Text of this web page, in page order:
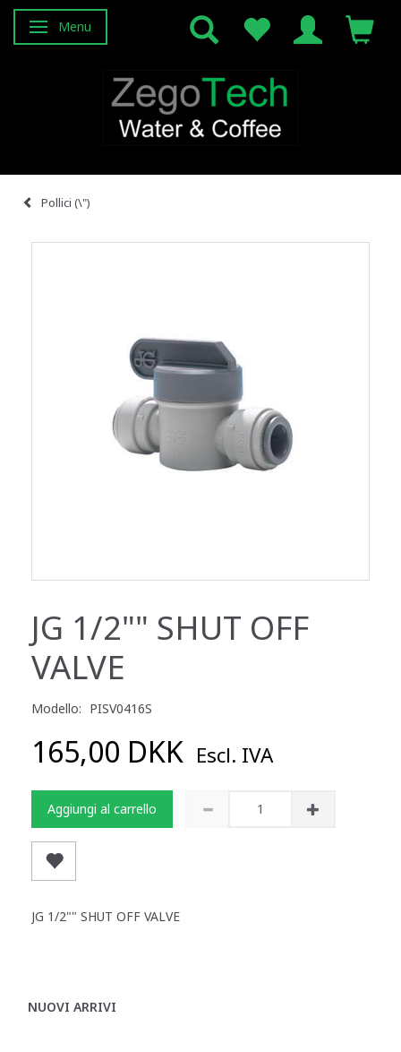
Attiva/disattiva navigazione
Menu
Pollici (\")
JG 1/2"" SHUT OFF
VALVE
Modello: PISV0416S
165,00 DKK Escl. IVA
Aggiungi al carrello
JG 1/2"" SHUT OFF VALVE
NUOVI ARRIVI